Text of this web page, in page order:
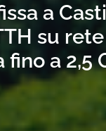
a
su
a 2,5